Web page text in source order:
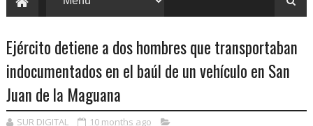
Ejército detiene a dos hombres que transportaban
indocumentados en el baúl de un vehículo en San
Juan de la Maguana
SUR DIGITAL 10 months ago